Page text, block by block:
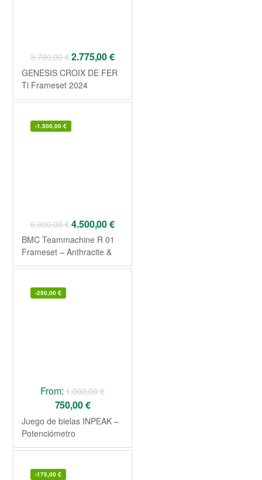
3.700,00€2.775,00€
GENESIS CROIX DE FER
Ti Frameset 2024
-1.500,00 €
6.000,00€4.500,00€
BMC Teammachine R 01
Frameset – Anthracite &
Carbon 2026
-250,00 €
From:1.000,00€
750,00€
Juego de bielas INPEAK –
Potenciómetro
Powercrank-E TWiN2 –
R8100
-175,00 €